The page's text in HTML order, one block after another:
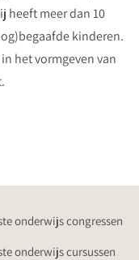
heeft meer dan 10
kinderen.
het vormgeven van
onderwijs congressen
onderwijs cursussen